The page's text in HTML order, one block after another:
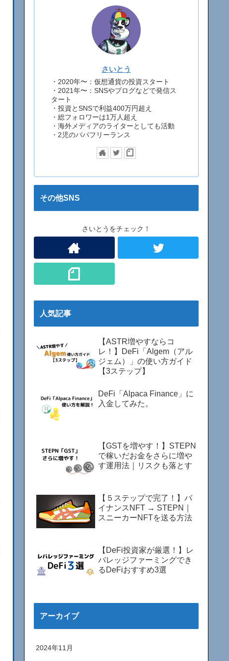
さいとう
・2020年〜：仮想通貨の投資スタート
・2021年〜：SNSやブログなどで発信ス
タート
・投資とSNSで利益400万円超え
・総フォロワーは1万人超え
・海外メディアのライターとしても活動
・2児のパパフリーランス
その他SNS
さいとうをチェック！
人気記事
【ASTR増やすならコ
レ！】DeFi「Algem（アル
ジェム）」の使い方ガイド
【3ステップ】
DeFi「Alpaca Finance」に
入金してみた。
【GSTを増やす！】STEPN
で稼いだお金をさらに増や
す運用法｜リスクも落とす
【５ステップで完了！】バ
イナンスNFT → STEPN｜
スニーカーNFTを送る方法
【DeFi投資家が厳選！】レ
バレッジファーミングでき
るDeFiおすすめ3選
アーカイブ
2024年11月